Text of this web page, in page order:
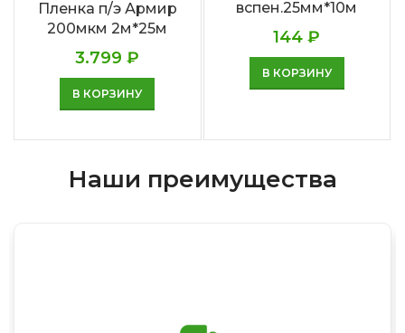
Пленка п/э Армир
200мкм 2м*25м
3.799₽
В КОРЗИНУ
вспен.25мм*10м
144₽
В КОРЗИНУ
Наши преимущества